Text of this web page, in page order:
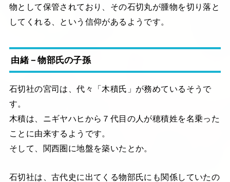
物として保管されており、その石切丸が腫物を切り落と
してくれる、という信仰があるようです。
由緒－物部氏の子孫
石切社の宮司は、代々「木積氏」が務めているそうで
す。
木積は、ニギヤハヒから７代目の人が穂積姓を名乗った
ことに由来するようです。
そして、関西圏に地盤を築いたとか。
石切社は、古代史に出てくる物部氏にも関係していたの